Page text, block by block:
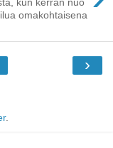
omakohtaisena
›
.